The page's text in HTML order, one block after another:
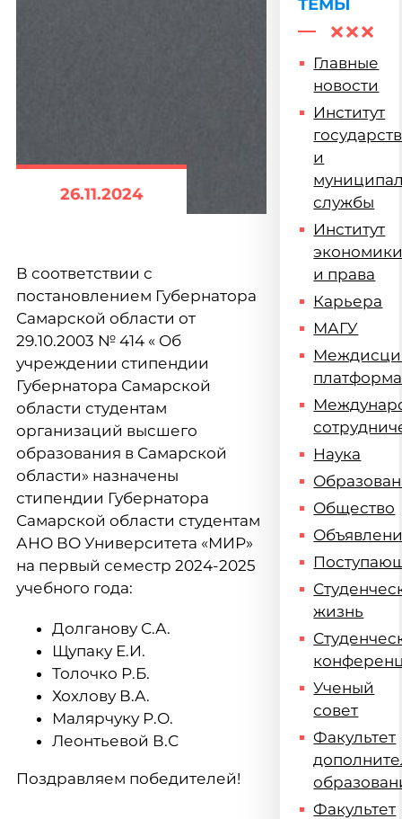
26.11.2024
В соответствии с
постановлением Губернатора
Самарской области от
29.10.2003 № 414 « Об
учреждении стипендии
Губернатора Самарской
области студентам
организаций высшего
образования в Самарской
области» назначены
стипендии Губернатора
Самарской области студентам
АНО ВО Университета «МИР»
на первый семестр 2024-2025
учебного года:
Долганову С.А.
Щупаку Е.И.
Толочко Р.Б.
Хохлову В.А.
Малярчуку Р.О.
Леонтьевой В.С
Поздравляем победителей!
ТЕМЫ
Главные
новости
Институт
и
службы
Институт
и права
Карьера
МАГУ
платформа
Наука
Общество
жизнь
Ученый
совет
Факультет
Факультет